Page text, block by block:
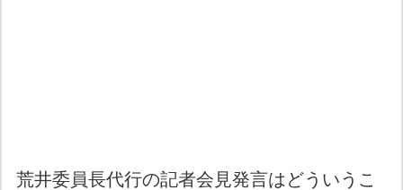
荒井委員長代行の記者会見発言はどういうこ